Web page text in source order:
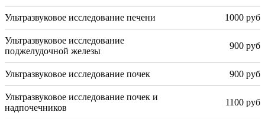
Ультразвуковое исследование печени 1000 руб
Ультразвуковое исследование
поджелудочной железы
900 руб
Ультразвуковое исследование почек 900 руб
Ультразвуковое исследование почек и
надпочечников
1100 руб